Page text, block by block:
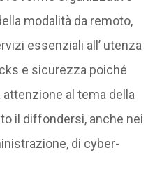
modalità da remoto,
essenziali all’ utenza
e sicurezza poiché
al tema della
il diffondersi, anche nei
di cyber-